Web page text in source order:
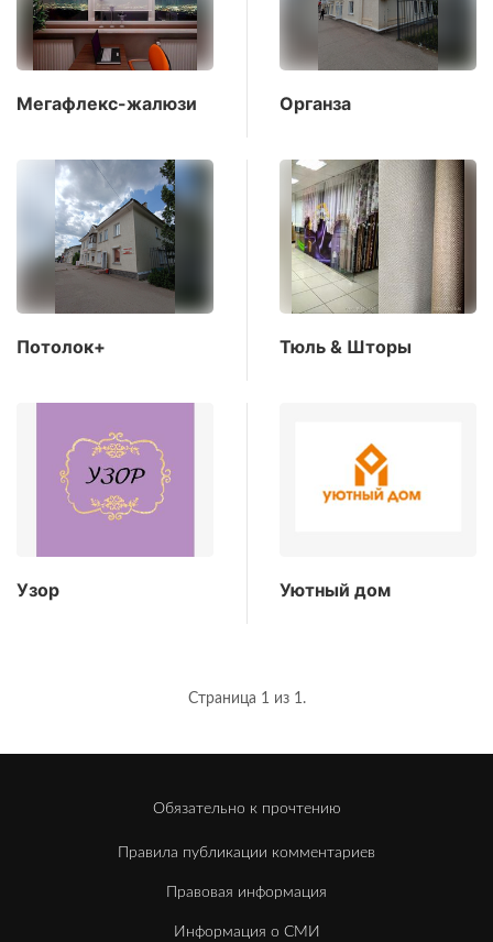
Мегафлекс-жалюзи Органза
Потолок+ Тюль & Шторы
Узор Уютный дом
Страница 1 из 1.
Обязательно к прочтению
Правила публикации комментариев
Правовая информация
Информация о СМИ